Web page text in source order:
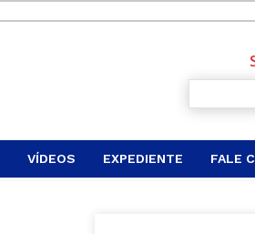
VÍDEOS EXPEDIENTE FALE